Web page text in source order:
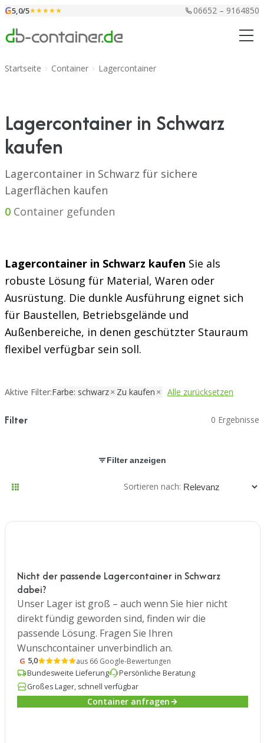
Zum Inhalt springen
G5,0/5★★★★★ 06652 – 9164850
Startseite Container Lagercontainer
Lagercontainer in Schwarz
kaufen
Lagercontainer in Schwarz für sichere
Lagerflächen kaufen
0 Container gefunden
Lagercontainer in Schwarz kaufen Sie als
robuste Lösung für Material, Waren oder
Ausrüstung. Die dunkle Ausführung eignet sich
für Baustellen, Betriebsgelände und
Außenbereiche, in denen geschützter Stauraum
flexibel verfügbar sein soll.
Aktive Filter:Farbe: schwarz Zu kaufen Alle zurücksetzen
Filter 0 Ergebnisse
Filter anzeigen
Sortieren nach:
Nicht der passende Lagercontainer in Schwarz
dabei?
Unser Lager ist groß – auch wenn Sie hier nicht
direkt fündig geworden sind, finden wir die
passende Lösung. Fragen Sie Ihren
Wunschcontainer unverbindlich an.
G 5,0
aus 66 Google-Bewertungen
Bundesweite Lieferung
Persönliche Beratung
Großes Lager, schnell verfügbar
Container anfragen